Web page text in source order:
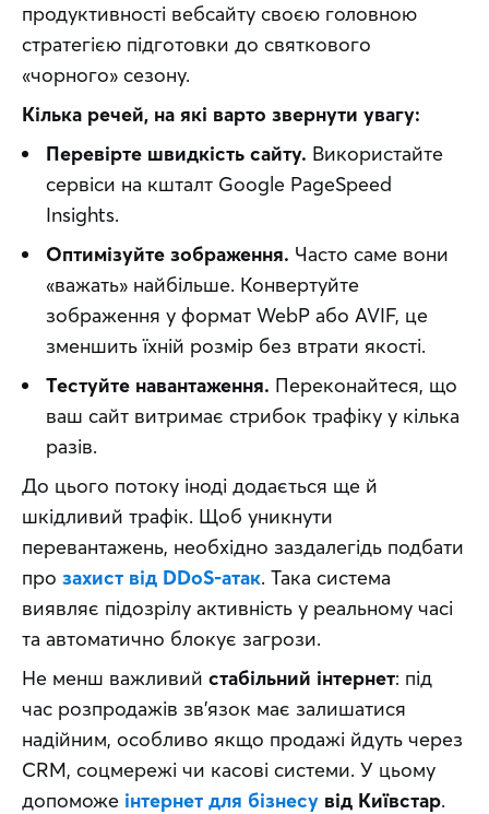
продуктивності вебсайту своєю головною
стратегією підготовки до святкового
«чорного» сезону.
Кілька речей, на які варто звернути увагу:
Перевірте швидкість сайту. Використайте
сервіси на кшталт Google PageSpeed
Insights.
Оптимізуйте зображення. Часто саме вони
«важать» найбільше. Конвертуйте
зображення у формат WebP або AVIF, це
зменшить їхній розмір без втрати якості.
Тестуйте навантаження. Переконайтеся, що
ваш сайт витримає стрибок трафіку у кілька
разів.
До цього потоку іноді додається ще й
шкідливий трафік. Щоб уникнути
перевантажень, необхідно заздалегідь подбати
про захист від DDoS-атак. Така система
виявляє підозрілу активність у реальному часі
та автоматично блокує загрози.
Не менш важливий стабільний інтернет: під
час розпродажів зв’язок має залишатися
надійним, особливо якщо продажі йдуть через
CRM, соцмережі чи касові системи. У цьому
допоможе інтернет для бізнесу від Київстар.